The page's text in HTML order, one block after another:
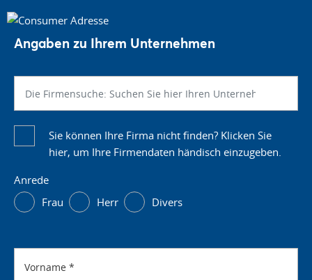
Angaben zu Ihrem Unternehmen
Sie können Ihre Firma nicht finden? Klicken Sie
hier, um Ihre Firmendaten händisch einzugeben.
Anrede
Frau
Herr Divers
Vorname *